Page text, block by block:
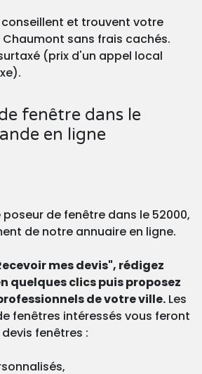
conseillent et trouvent votre
sans frais cachés.
(prix d'un appel local
fenêtre dans le
en ligne
de fenêtre dans le 52000,
de notre annuaire en ligne.
mes devis", rédigez
quelques clics puis proposez
de votre ville. Les
fenêtres intéressés vous feront
fenêtres :